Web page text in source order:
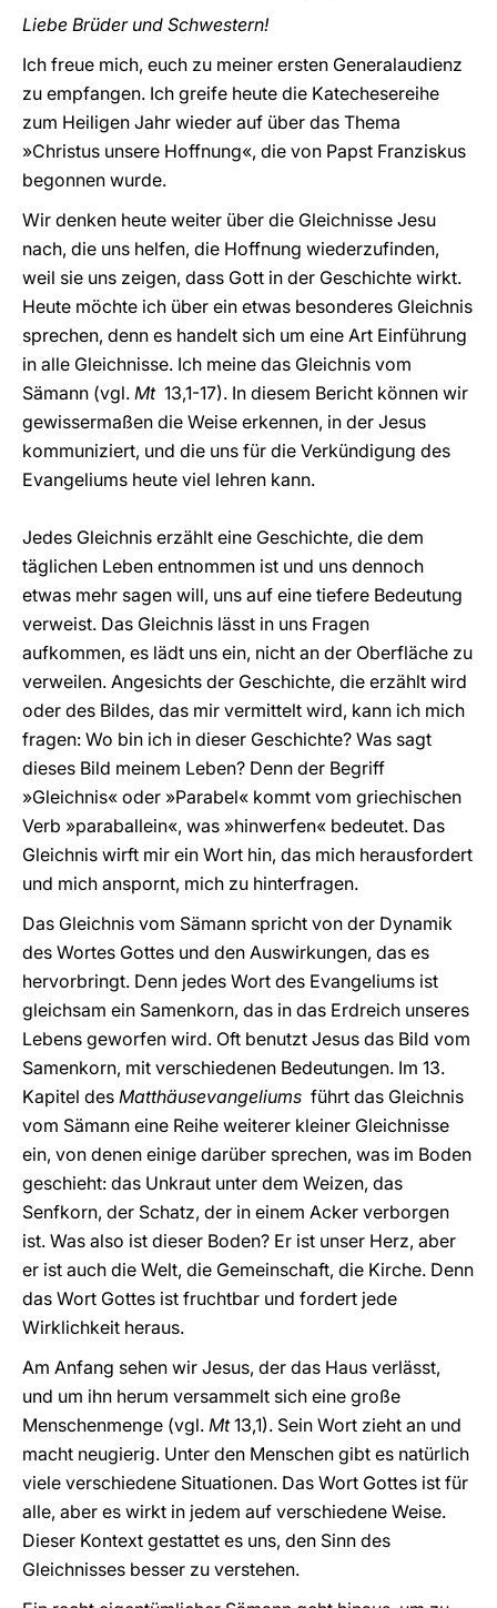
Liebe Brüder und Schwestern!
Ich freue mich, euch zu meiner ersten Generalaudienz
zu empfangen. Ich greife heute die Katechesereihe
zum Heiligen Jahr wieder auf über das Thema
»Christus unsere Hoffnung«, die von Papst Franziskus
begonnen wurde.
Wir denken heute weiter über die Gleichnisse Jesu
nach, die uns helfen, die Hoffnung wiederzufinden,
weil sie uns zeigen, dass Gott in der Geschichte wirkt.
Heute möchte ich über ein etwas besonderes Gleichnis
sprechen, denn es handelt sich um eine Art Einführung
in alle Gleichnisse. Ich meine das Gleichnis vom
Sämann (vgl. Mt 13,1-17). In diesem Bericht können wir
gewissermaßen die Weise erkennen, in der Jesus
kommuniziert, und die uns für die Verkündigung des
Evangeliums heute viel lehren kann.
Jedes Gleichnis erzählt eine Geschichte, die dem
täglichen Leben entnommen ist und uns dennoch
etwas mehr sagen will, uns auf eine tiefere Bedeutung
verweist. Das Gleichnis lässt in uns Fragen
aufkommen, es lädt uns ein, nicht an der Oberfläche zu
verweilen. Angesichts der Geschichte, die erzählt wird
oder des Bildes, das mir vermittelt wird, kann ich mich
fragen: Wo bin ich in dieser Geschichte? Was sagt
dieses Bild meinem Leben? Denn der Begriff
»Gleichnis« oder »Parabel« kommt vom griechischen
Verb »paraballein«, was »hinwerfen« bedeutet. Das
Gleichnis wirft mir ein Wort hin, das mich herausfordert
und mich anspornt, mich zu hinterfragen.
Das Gleichnis vom Sämann spricht von der Dynamik
des Wortes Gottes und den Auswirkungen, das es
hervorbringt. Denn jedes Wort des Evangeliums ist
gleichsam ein Samenkorn, das in das Erdreich unseres
Lebens geworfen wird. Oft benutzt Jesus das Bild vom
Samenkorn, mit verschiedenen Bedeutungen. Im 13.
Kapitel des Matthäusevangeliums führt das Gleichnis
vom Sämann eine Reihe weiterer kleiner Gleichnisse
ein, von denen einige darüber sprechen, was im Boden
geschieht: das Unkraut unter dem Weizen, das
Senfkorn, der Schatz, der in einem Acker verborgen
ist. Was also ist dieser Boden? Er ist unser Herz, aber
er ist auch die Welt, die Gemeinschaft, die Kirche. Denn
das Wort Gottes ist fruchtbar und fordert jede
Wirklichkeit heraus.
Am Anfang sehen wir Jesus, der das Haus verlässt,
und um ihn herum versammelt sich eine große
Menschenmenge (vgl. Mt13,1). Sein Wort zieht an und
macht neugierig. Unter den Menschen gibt es natürlich
viele verschiedene Situationen. Das Wort Gottes ist für
alle, aber es wirkt in jedem auf verschiedene Weise.
Dieser Kontext gestattet es uns, den Sinn des
Gleichnisses besser zu verstehen.